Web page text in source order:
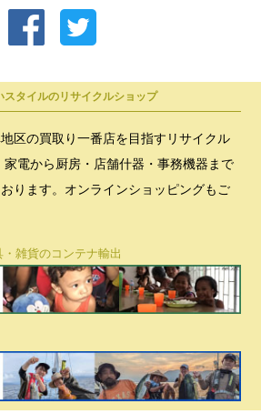
タイルのリサイクルショップ
区の買取り一番店を目指すリサイクル
電から厨房・店舗什器・事務機器まで
ります。オンラインショッピングもご
雑貨のコンテナ輸出